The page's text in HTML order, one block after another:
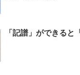
「記譜」ができると